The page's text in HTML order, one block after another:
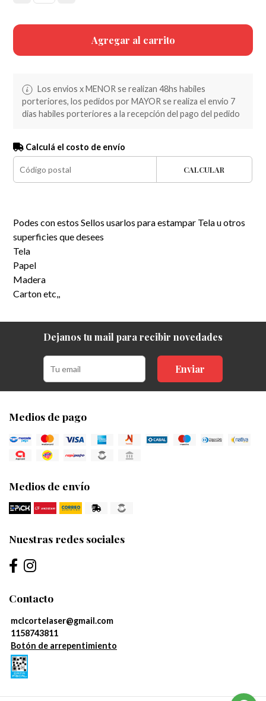
Agregar al carrito
Los envios x MENOR se realizan 48hs habiles
porteriores, los pedidos por MAYOR se realiza el envio 7
dias habiles porteriores a la recepción del pago del pedido
Calculá el costo de envío
CALCULAR
Podes con estos Sellos usarlos para estampar Tela u otros
superficies que desees
Tela
Papel
Madera
Carton etc,,
Dejanos tu mail para recibir novedades
Enviar
Medios de pago
Medios de envío
Nuestras redes sociales
Contacto
mclcortelaser@gmail.com
1158743811
Botón de arrepentimiento